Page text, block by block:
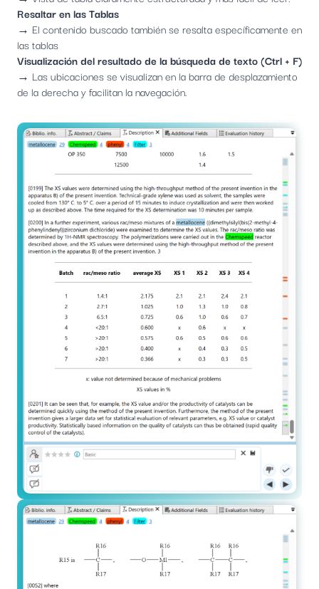
Resaltar en las Tablas
→ El contenido buscado también se resalta específicamente en
las tablas
Visualización del resultado de la búsqueda de texto (Ctrl + F)
→ Las ubicaciones se visualizan en la barra de desplazamiento
de la derecha y facilitan la navegación.